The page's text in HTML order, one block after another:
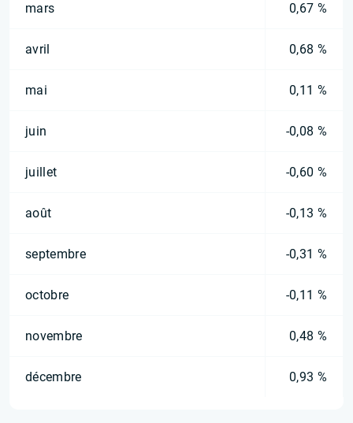
mars 0,67 %
avril 0,68 %
mai 0,11 %
juin -0,08 %
juillet -0,60 %
août -0,13 %
septembre -0,31 %
octobre -0,11 %
novembre 0,48 %
décembre 0,93 %